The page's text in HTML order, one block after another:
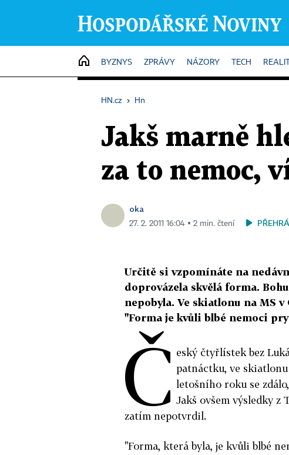
HOME
BYZNYS ZPRÁVY NÁZORY TECH
HN.cz › Hn
Jakš marně
za to nemoc,
oka
27. 2. 2011 16:04 ▪ 2 min. čtení
Určitě si vzpomínáte na
doprovázela skvělá forma.
nepobyla. Ve skiatlonu na MS
"Forma je kvůli blbé nemoci
Č eský čtyřlístek bez
patnáctku, ve
letošního roku se
Jakš ovšem výsledky z
zatím nepotvrdil.
"Forma, která byla, je kvůli blbé